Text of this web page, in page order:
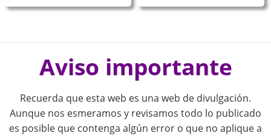
P
Aviso importante
Recuerda que esta web es una web de divulgación.
Aunque nos esmeramos y revisamos todo lo publicado
es posible que contenga algún error o que no aplique a